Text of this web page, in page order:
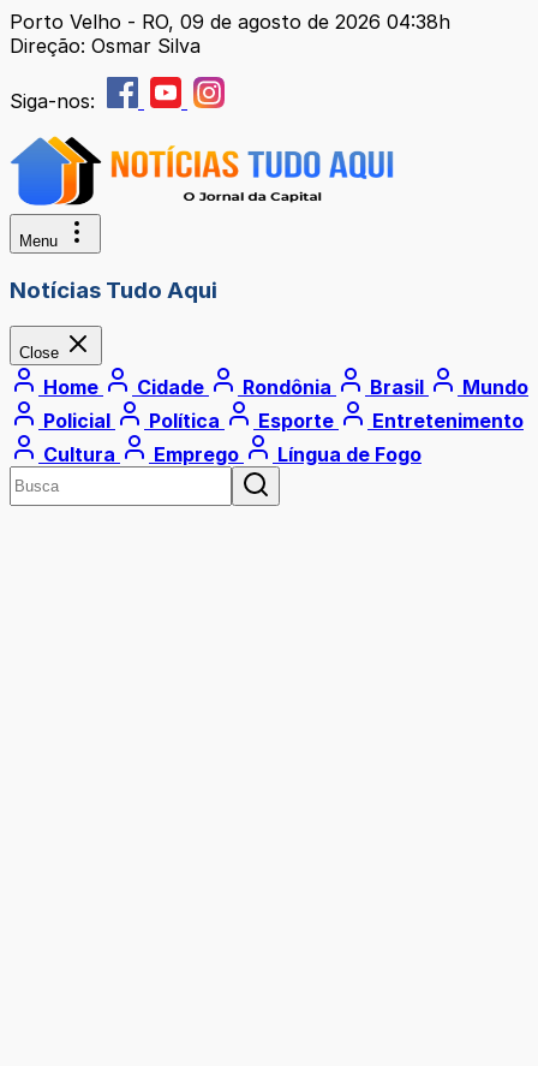
Porto Velho - RO, 09 de agosto de 2026 04:38h
Direção: Osmar Silva
Siga-nos:
Menu
Notícias Tudo Aqui
Close
Home Cidade Rondônia Brasil
Mundo
Policial
Política Esporte
Entretenimento
Cultura
Emprego Língua de Fogo